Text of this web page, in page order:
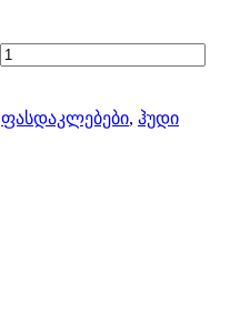
ფასდაკლებები, ჰუდი